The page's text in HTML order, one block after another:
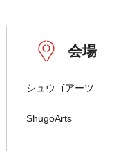
会場
シュウゴアーツ
ShugoArts